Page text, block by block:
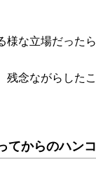
様な立場だった
残念ながらした
てからのハン